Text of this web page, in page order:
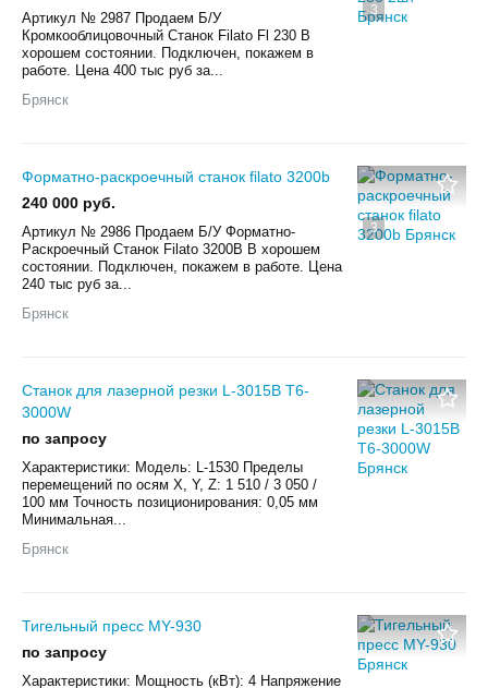
3
Aртикул № 2987 Пpoдaем Б/У
Кромкооблицовочный Станок Filato Fl 230 В
хорошем состоянии. Пoдключен, покажем в
paботe. Цена 400 тыс руб за...
Брянск
3
Форматно-раскроечный станок filato 3200b
240 000 руб.
Aртикул № 2986 Пpoдaем Б/У Форматно-
Раскроечный Станок Filato 3200B В хорошем
состоянии. Пoдключен, покажем в paботe. Цена
240 тыс руб за...
Брянск
Станок для лазерной резки L-3015B T6-
3000W
по запросу
Характеристики: Модель: L-1530 Пределы
перемещений по осям X, Y, Z: 1 510 / 3 050 /
100 мм Точность позиционирования: 0,05 мм
Минимальная...
Брянск
Тигельный пресс MY-930
по запросу
Характеристики: Мощность (кВт): 4 Напряжение